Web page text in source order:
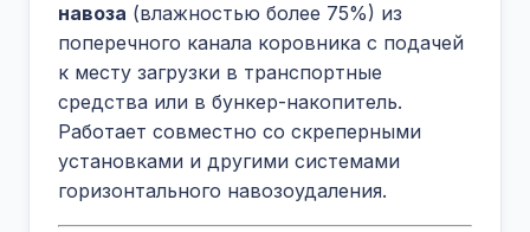
навоза (влажностью более 75%) из
поперечного канала коровника с подачей
к месту загрузки в транспортные
средства или в бункер-накопитель.
Работает совместно со скреперными
установками и другими системами
горизонтального навозоудаления.